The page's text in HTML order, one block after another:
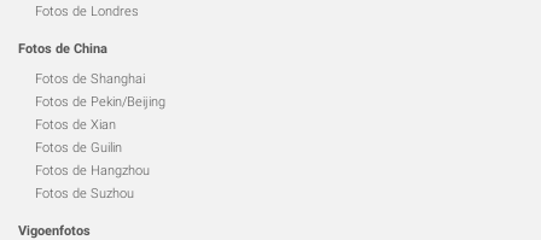
Fotos de Londres
Fotos de China
Fotos de Shanghai
Fotos de Pekin/Beijing
Fotos de Xian
Fotos de Guilin
Fotos de Hangzhou
Fotos de Suzhou
Vigoenfotos